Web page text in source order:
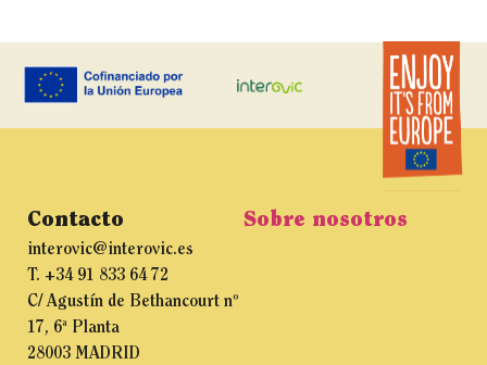
Contacto
interovic@interovic.es
T. +34 91 833 64 72
C/ Agustín de Bethancourt nº
17, 6ª Planta
28003 MADRID
Sobre nosotros